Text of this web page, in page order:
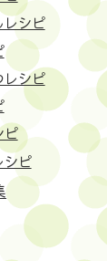
レシピ
レシピ
ピ
シピ